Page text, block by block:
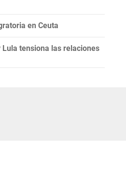
en Ceuta
tensiona las relaciones